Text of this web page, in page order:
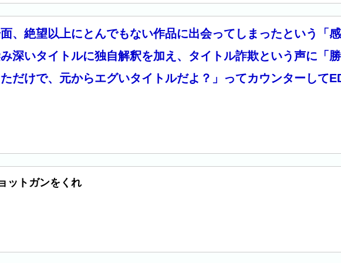
、絶望以上にとんでもない作品に出会ってしまったという「
深いタイトルに独自解釈を加え、タイトル詐欺という声に「
だけで、元からエグいタイトルだよ？」ってカウンターして
ットガンをくれ